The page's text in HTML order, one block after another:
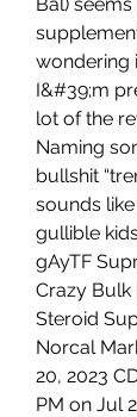
wondering
I&#39;m
lot of the
Naming
bullshit
sounds
gullible
gAyTF
Crazy Bulk
Steroid
Norcal
20, 2023
PM on Jul